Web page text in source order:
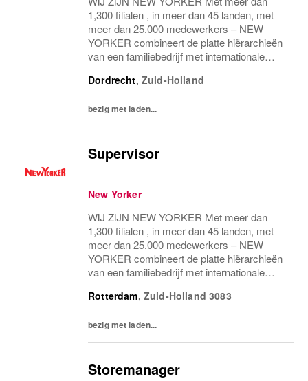
1,300 filialen , in meer dan 45 landen, met
meer dan 25.000 medewerkers – NEW
YORKER combineert de platte hiërarchieën
van een familiebedrijf met internationale
werkomgeving. WEES NEW YORKER
Dordrecht, Zuid-Holland
bezig met laden...
Supervisor
New Yorker
WIJ ZIJN NEW YORKER Met meer dan
1,300 filialen , in meer dan 45 landen, met
meer dan 25.000 medewerkers – NEW
YORKER combineert de platte hiërarchieën
van een familiebedrijf met internationale
werkomgeving. WEES NEW YORKER
Rotterdam, Zuid-Holland 3083
bezig met laden...
Storemanager